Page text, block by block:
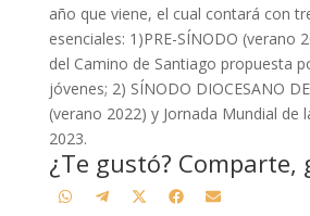
año que viene, el cual contará con
esenciales: 1)PRE-SÍNODO (verano
del Camino de Santiago propuesta
jóvenes; 2) SÍNODO DIOCESANO
(verano 2022) y Jornada Mundial de
2023.
¿Te gustó? Comparte,
CompartirCompartirCompartirCompartir
Compartir
E